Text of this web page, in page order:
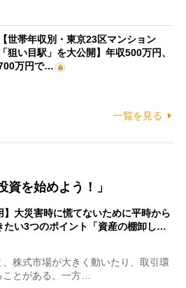
【世帯年収別・東京23区マンション
「狙い目駅」を大公開】年収500万円、
万円で…
一覧を見る
資を始めよう！」
】大災害時に慌てないために平時から
たい3つのポイント「資産の棚卸し…
株式市場が大きく動いたり、取引環
とがある。一方…